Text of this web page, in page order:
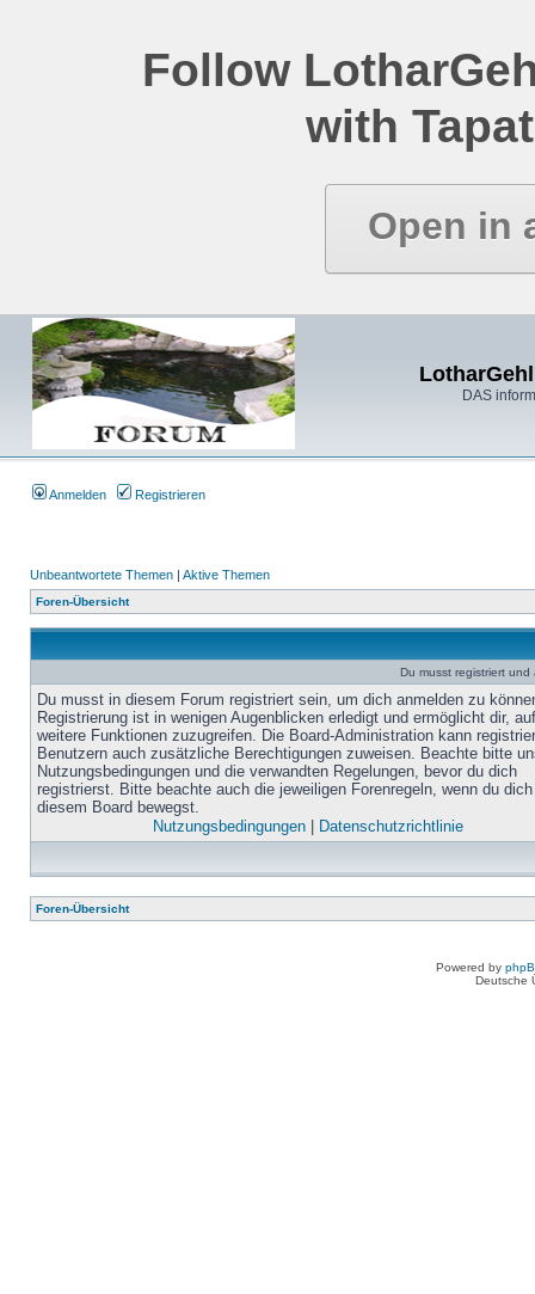
Follow
with
Open in
DAS
Anmelden Registrieren
Unbeantwortete Themen | Aktive Themen
Foren-Übersicht
Du musst registriert
Du musst in diesem Forum registriert sein, um dich anmelden zu
Registrierung ist in wenigen Augenblicken erledigt und ermöglicht dir, auf
weitere Funktionen zuzugreifen. Die Board-Administration kann
Benutzern auch zusätzliche Berechtigungen zuweisen. Beachte bitte
Nutzungsbedingungen und die verwandten Regelungen, bevor du dich
registrierst. Bitte beachte auch die jeweiligen Forenregeln, wenn du
diesem Board bewegst.
Nutzungsbedingungen| Datenschutzrichtlinie
Foren-Übersicht
Powered by
Deutsche